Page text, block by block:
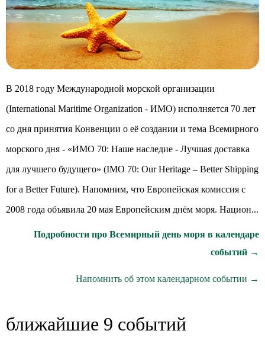
В 2018 году Международной морской организации
(International Maritime Organization - ИМО) исполняется 70 лет
со дня принятия Конвенции о её создании и тема Всемирного
морского дня - «ИМО 70: Наше наследие - Лучшая доставка
для лучшего будущего» (IMO 70: Our Heritage – Better Shipping
for a Better Future). Напомним, что Европейская комиссия с
2008 года объявила 20 мая Европейским днём моря. Национ...
Подробности про Всемирный день моря в календаре
событий →
Напомнить об этом календарном событии →
ближайшие 9 событий